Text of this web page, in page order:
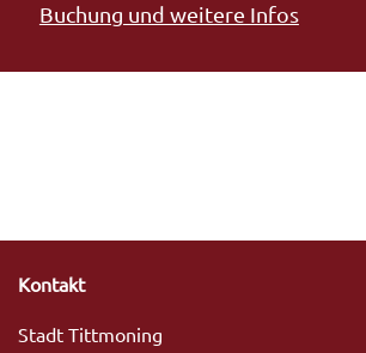
Buchung und weitere Infos
Kontakt
Stadt Tittmoning